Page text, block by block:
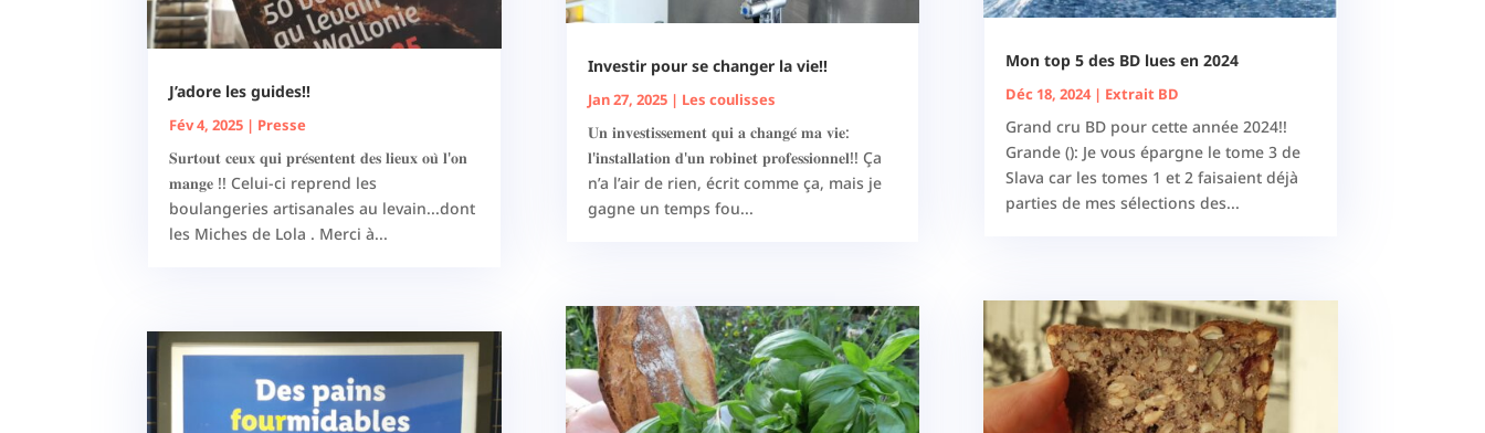
J’adore les guides!!
Fév 4, 2025 | Presse
𝐒𝐮𝐫𝐭𝐨𝐮𝐭 𝐜𝐞𝐮𝐱 𝐪𝐮𝐢 𝐩𝐫𝐞́𝐬𝐞𝐧𝐭𝐞𝐧𝐭 𝐝𝐞𝐬 𝐥𝐢𝐞𝐮𝐱 𝐨𝐮̀ 𝐥'𝐨𝐧
𝐦𝐚𝐧𝐠𝐞 !! Celui-ci reprend les
boulangeries artisanales au levain...dont
les Miches de Lola . Merci à...
Investir pour se changer la vie!!
Jan 27, 2025| Les coulisses
𝐔𝐧 𝐢𝐧𝐯𝐞𝐬𝐭𝐢𝐬𝐬𝐞𝐦𝐞𝐧𝐭 𝐪𝐮𝐢 𝐚 𝐜𝐡𝐚𝐧𝐠𝐞́ 𝐦𝐚 𝐯𝐢𝐞:
𝐥'𝐢𝐧𝐬𝐭𝐚𝐥𝐥𝐚𝐭𝐢𝐨𝐧 𝐝'𝐮𝐧 𝐫𝐨𝐛𝐢𝐧𝐞𝐭 𝐩𝐫𝐨𝐟𝐞𝐬𝐬𝐢𝐨𝐧𝐧𝐞𝐥!! Ça
n’a l’air de rien, écrit comme ça, mais je
gagne un temps fou...
Mon top 5 des BD lues en 2024
Déc 18, 2024| Extrait BD
Grand cru BD pour cette année 2024!!
Grande (): Je vous épargne le tome 3 de
Slava car les tomes 1 et 2 faisaient déjà
parties de mes sélections des...